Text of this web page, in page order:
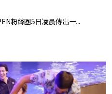
粉絲圈5日凌晨傳出一...